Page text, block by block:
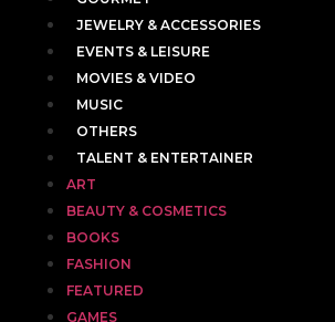
JEWELRY & ACCESSORIES
EVENTS & LEISURE
MOVIES & VIDEO
MUSIC
OTHERS
TALENT & ENTERTAINER
ART
BEAUTY & COSMETICS
BOOKS
FASHION
FEATURED
GAMES